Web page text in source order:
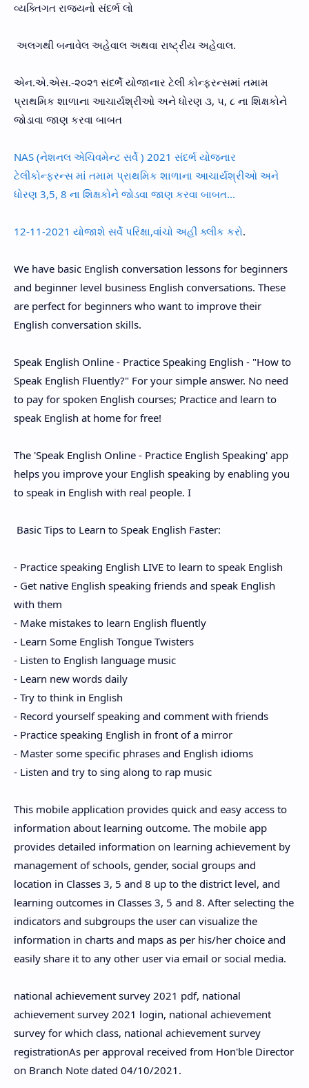
વ્યક્તિગત રાજ્યનો સંદર્ભ લો
અલગથી બનાવેલ અહેવાલ અથવા રાષ્ટ્રીય અહેવાલ.
એન.એ.એસ.-૨૦૨૧ સંદર્ભે યોજાનાર ટેલી કોન્ફરન્સમાં તમામ
પ્રાથમિક શાળાના આચાર્યશ્રીઓ અને ધોરણ ૩, ૫, ૮ ના શિક્ષકોને
જોડાવા જાણ કરવા બાબત
NAS (નેશનલ એચિવમેન્ટ સર્વે ) 2021 સંદર્ભ યોજનાર
ટેલીકોન્ફરન્સ માં તમામ પ્રાથમિક શાળાના આચાર્યશ્રીઓ અને
ધોરણ 3,5, 8 ના શિક્ષકોને જોડવા જાણ કરવા બાબત...
12-11-2021 યોજાશે સર્વે પરિક્ષા,વાંચો અહીં ક્લીક કરો.
We have basic English conversation lessons for beginners
and beginner level business English conversations. These
are perfect for beginners who want to improve their
English conversation skills.
Speak English Online - Practice Speaking English - "How to
Speak English Fluently?" For your simple answer. No need
to pay for spoken English courses; Practice and learn to
speak English at home for free!
The 'Speak English Online - Practice English Speaking' app
helps you improve your English speaking by enabling you
to speak in English with real people. I
️ Basic Tips to Learn to Speak English Faster:
- Practice speaking English LIVE to learn to speak English
- Get native English speaking friends and speak English
with them
- Make mistakes to learn English fluently
- Learn Some English Tongue Twisters
- Listen to English language music
- Learn new words daily
- Try to think in English
- Record yourself speaking and comment with friends
- Practice speaking English in front of a mirror
- Master some specific phrases and English idioms
- Listen and try to sing along to rap music
This mobile application provides quick and easy access to
information about learning outcome. The mobile app
provides detailed information on learning achievement by
management of schools, gender, social groups and
location in Classes 3, 5 and 8 up to the district level, and
learning outcomes in Classes 3, 5 and 8. After selecting the
indicators and subgroups the user can visualize the
information in charts and maps as per his/her choice and
easily share it to any other user via email or social media.
national achievement survey 2021 pdf, national
achievement survey 2021 login, national achievement
survey for which class, national achievement survey
registrationAs per approval received from Hon'ble Director
on Branch Note dated 04/10/2021.